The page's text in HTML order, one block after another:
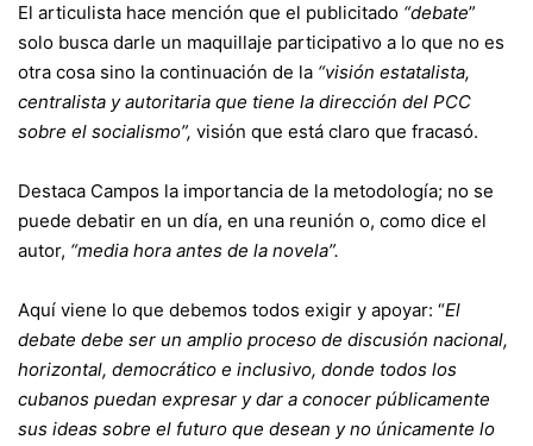
El articulista hace mención que el publicitado “debate”
solo busca darle un maquillaje participativo a lo que no es
otra cosa sino la continuación de la “visión estatalista,
centralista y autoritaria que tiene la dirección del PCC
sobre el socialismo”, visión que está claro que fracasó.
Destaca Campos la importancia de la metodología; no se
puede debatir en un día, en una reunión o, como dice el
autor, “media hora antes de la novela”.
Aquí viene lo que debemos todos exigir y apoyar: “El
debate debe ser un amplio proceso de discusión nacional,
horizontal, democrático e inclusivo, donde todos los
cubanos puedan expresar y dar a conocer públicamente
sus ideas sobre el futuro que desean y no únicamente lo